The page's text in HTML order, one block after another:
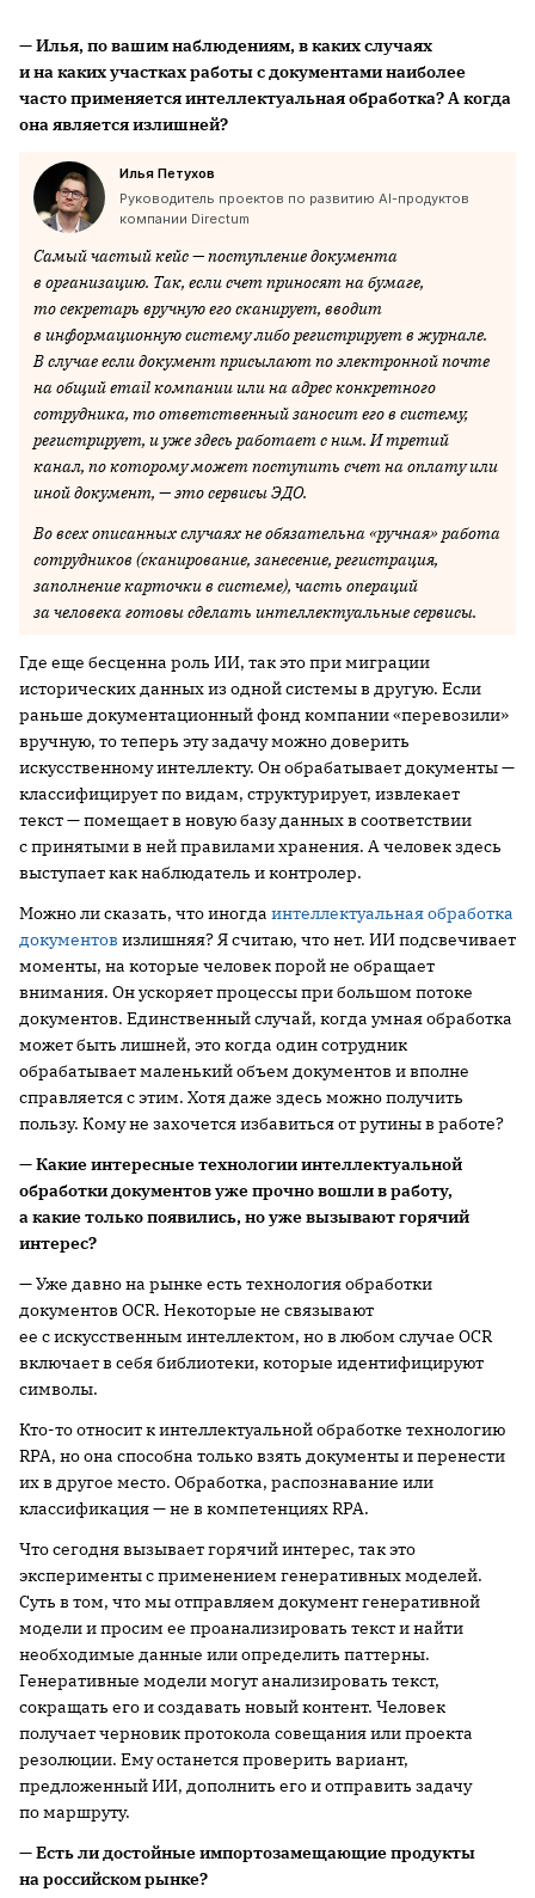
— Илья, по вашим наблюдениям, в каких случаях
и на каких участках работы с документами наиболее
часто применяется интеллектуальная обработка? А когда
она является излишней?
Илья Петухов
Руководитель проектов по развитию AI-продуктов
компании Directum
Самый частый кейс — поступление документа
в организацию. Так, если счет приносят на бумаге,
то секретарь вручную его сканирует, вводит
в информационную систему либо регистрирует в журнале.
В случае если документ присылают по электронной почте
на общий email компании или на адрес конкретного
сотрудника, то ответственный заносит его в систему,
регистрирует, и уже здесь работает с ним. И третий
канал, по которому может поступить счет на оплату или
иной документ, — это сервисы ЭДО.
Во всех описанных случаях не обязательна «ручная» работа
сотрудников (сканирование, занесение, регистрация,
заполнение карточки в системе), часть операций
за человека готовы сделать интеллектуальные сервисы.
Где еще бесценна роль ИИ, так это при миграции
исторических данных из одной системы в другую. Если
раньше документационный фонд компании «перевозили»
вручную, то теперь эту задачу можно доверить
искусственному интеллекту. Он обрабатывает документы —
классифицирует по видам, структурирует, извлекает
текст — помещает в новую базу данных в соответствии
с принятыми в ней правилами хранения. А человек здесь
выступает как наблюдатель и контролер.
Можно ли сказать, что иногда интеллектуальная обработка
документов излишняя? Я считаю, что нет. ИИ подсвечивает
моменты, на которые человек порой не обращает
внимания. Он ускоряет процессы при большом потоке
документов. Единственный случай, когда умная обработка
может быть лишней, это когда один сотрудник
обрабатывает маленький объем документов и вполне
справляется с этим. Хотя даже здесь можно получить
пользу. Кому не захочется избавиться от рутины в работе?
— Какие интересные технологии интеллектуальной
обработки документов уже прочно вошли в работу,
а какие только появились, но уже вызывают горячий
интерес?
— Уже давно на рынке есть технология обработки
документов OCR. Некоторые не связывают
ее с искусственным интеллектом, но в любом случае OCR
включает в себя библиотеки, которые идентифицируют
символы.
Кто-то относит к интеллектуальной обработке технологию
RPA, но она способна только взять документы и перенести
их в другое место. Обработка, распознавание или
классификация — не в компетенциях RPA.
Что сегодня вызывает горячий интерес, так это
эксперименты с применением генеративных моделей.
Суть в том, что мы отправляем документ генеративной
модели и просим ее проанализировать текст и найти
необходимые данные или определить паттерны.
Генеративные модели могут анализировать текст,
сокращать его и создавать новый контент. Человек
получает черновик протокола совещания или проекта
резолюции. Ему останется проверить вариант,
предложенный ИИ, дополнить его и отправить задачу
по маршруту.
— Есть ли достойные импортозамещающие продукты
на российском рынке?